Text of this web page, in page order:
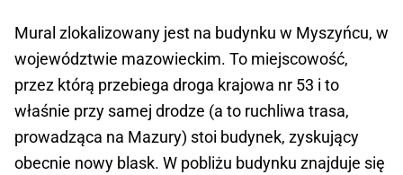
Mural zlokalizowany jest na budynku w Myszyńcu, w
województwie mazowieckim. To miejscowość,
przez którą przebiega droga krajowa nr 53 i to
właśnie przy samej drodze (a to ruchliwa trasa,
prowadząca na Mazury) stoi budynek, zyskujący
obecnie nowy blask. W pobliżu budynku znajduje się